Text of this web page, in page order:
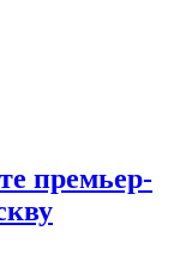
премьер-